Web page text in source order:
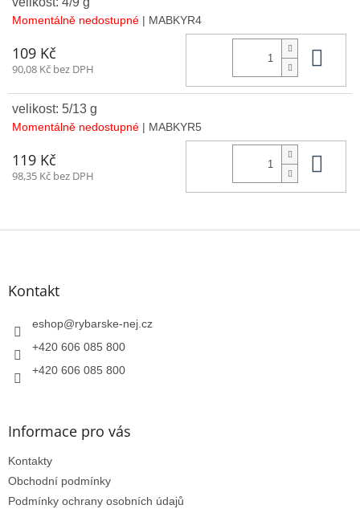
Momentálně nedostupné | MABKYR4
109 Kč
90,08 Kč bez DPH
velikost: 5/13 g
Momentálně nedostupné | MABKYR5
119 Kč
98,35 Kč bez DPH
Z
Kontakt
eshop@rybarske-nej.cz
+420 606 085 800
+420 606 085 800
Informace pro vás
Kontakty
Obchodní podmínky
Podmínky ochrany osobních údajů